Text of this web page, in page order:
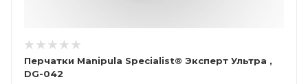
Перчатки Manipula Specialist® Эксперт Ультра ,
DG-042